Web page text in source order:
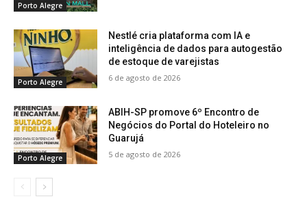
Porto Alegre
Porto Alegre
Nestlé cria plataforma com IA e
inteligência de dados para autogestão
de estoque de varejistas
6 de agosto de 2026
Porto Alegre
ABIH-SP promove 6º Encontro de
Negócios do Portal do Hoteleiro no
Guarujá
5 de agosto de 2026